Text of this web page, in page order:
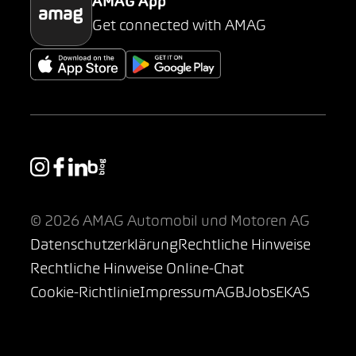
AMAG App
Get connected with AMAG
© 2026 AMAG Automobil und Motoren AG
DatenschutzerklärungRechtliche Hinweise
Rechtliche Hinweise Online-Chat
Cookie-RichtlinieImpressumAGBJobsEKAS